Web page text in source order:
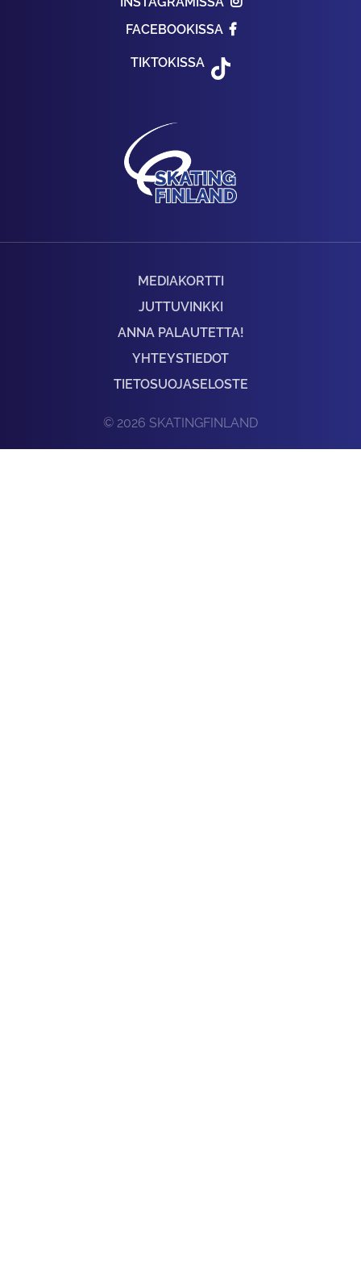
FACEBOOKISSA
TIKTOKISSA
MEDIAKORTTI
JUTTUVINKKI
ANNA PALAUTETTA!
YHTEYSTIEDOT
TIETOSUOJASELOSTE
© 2026 SKATINGFINLAND